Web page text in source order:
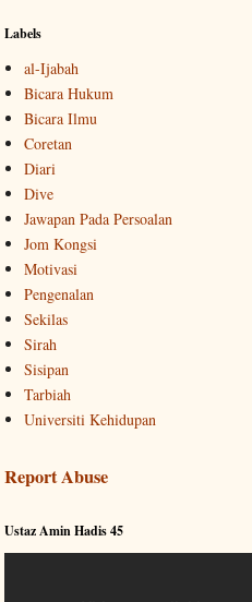
Labels
al-Ijabah
Bicara Hukum
Bicara Ilmu
Coretan
Diari
Dive
Jawapan Pada Persoalan
Jom Kongsi
Motivasi
Pengenalan
Sekilas
Sirah
Sisipan
Tarbiah
Universiti Kehidupan
Report Abuse
Ustaz Amin Hadis 45